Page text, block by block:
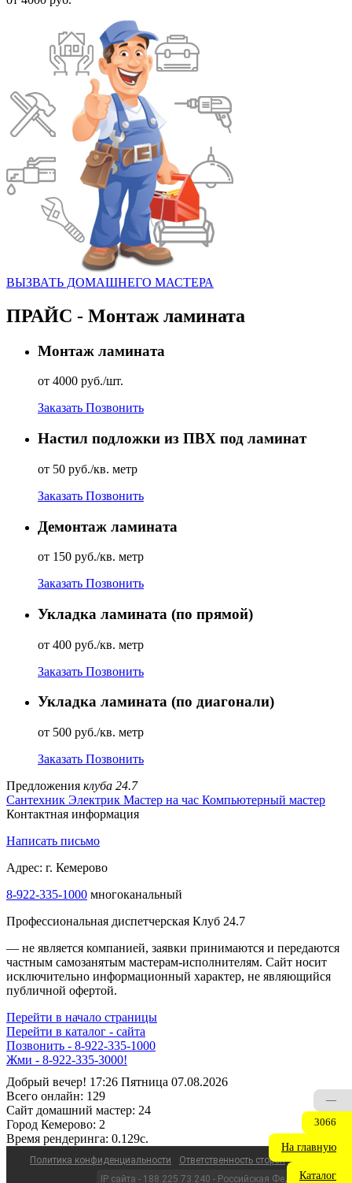
ВЫЗВАТЬ ДОМАШНЕГО МАСТЕРА
ПРАЙС - Монтаж ламината
Монтаж ламината
от 4000 руб./шт.
Заказать Позвонить
Настил подложки из ПВХ под ламинат
от 50 руб./кв. метр
Заказать Позвонить
Демонтаж ламината
от 150 руб./кв. метр
Заказать Позвонить
Укладка ламината (по прямой)
от 400 руб./кв. метр
Заказать Позвонить
Укладка ламината (по диагонали)
от 500 руб./кв. метр
Заказать Позвонить
Предложения клуба 24.7
Сантехник Электрик Мастер на час Компьютерный мастер
Контактная информация
Написать письмо
Адрес: г. Кемерово
8-922-335-1000 многоканальный
Профессиональная диспетчерская Клуб 24.7
— не является компанией, заявки принимаются и передаются
частным самозанятым мастерам‑исполнителям. Сайт носит
исключительно информационный характер, не являющийся
публичной офертой.
Перейти в начало страницы
Перейти в каталог - сайта
Позвонить - 8-922-335-1000
Жми - 8-922-335-3000!
Добрый вечер! 17:26 Пятница 07.08.2026
Всего онлайн: 129
Сайт домашний мастер: 24
Город Кемерово: 2
Время рендеринга: 0.129c.
Политика конфиденциальности
Ответственность сторон
IP сайта - 188.225.73.240 - Российская Федерация
—
3066
На главную
Каталог